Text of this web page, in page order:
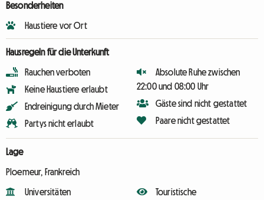
Besonderheiten
Haustiere vor Ort
Hausregeln für die Unterkunft
Rauchen verboten
Keine Haustiere erlaubt
Endreinigung durch Mieter
Partys nicht erlaubt
Absolute Ruhe zwischen
22:00 und 08:00 Uhr
Gäste sind nicht gestattet
Paare nicht gestattet
Lage
Ploemeur, Frankreich
Universitäten Touristische